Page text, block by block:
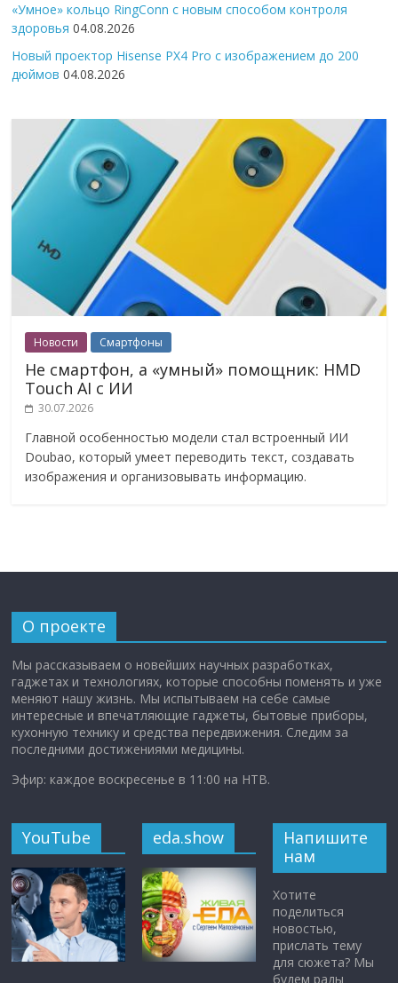
«Умное» кольцо RingConn с новым способом контроля
здоровья 04.08.2026
Новый проектор Hisense PX4 Pro с изображением до 200
дюймов 04.08.2026
Новости Смартфоны
Не смартфон, а «умный» помощник: HMD
Touch AI с ИИ
30.07.2026
Главной особенностью модели стал встроенный ИИ
Doubao, который умеет переводить текст, создавать
изображения и организовывать информацию.
О проекте
Мы рассказываем о новейших научных разработках,
гаджетах и технологиях, которые способны поменять и уже
меняют нашу жизнь. Мы испытываем на себе самые
интересные и впечатляющие гаджеты, бытовые приборы,
кухонную технику и средства передвижения. Следим за
последними достижениями медицины.
Эфир: каждое воскресенье в 11:00 на НТВ.
YouTube eda.show
Напишите
нам
Хотите
поделиться
новостью,
прислать тему
для сюжета? Мы
будем рады